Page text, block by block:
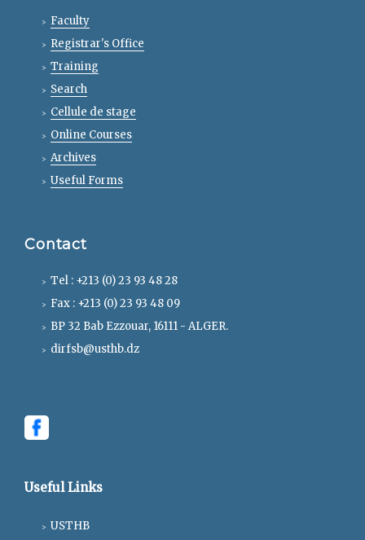
Faculty
Registrar's Office
Training
Search
Cellule de stage
Online Courses
Archives
Useful Forms
Contact
Tel : +213 (0) 23 93 48 28
Fax : +213 (0) 23 93 48 09
BP 32 Bab Ezzouar, 16111 - ALGER.
dirfsb@usthb.dz
Useful Links
USTHB